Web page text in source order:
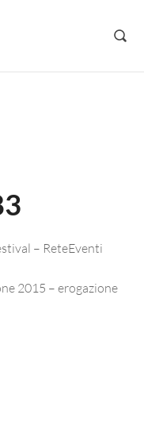
– ReteEventi
2015 – erogazione